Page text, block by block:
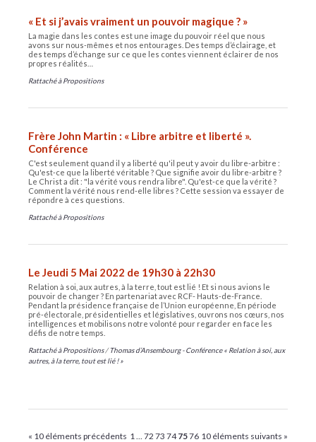
« Et si j’avais vraiment un pouvoir magique ? »
La magie dans les contes est une image du pouvoir réel que nous
avons sur nous-mêmes et nos entourages. Des temps d’éclairage, et
des temps d’échange sur ce que les contes viennent éclairer de nos
propres réalités…
Rattaché à Propositions
Frère John Martin : « Libre arbitre et liberté ».
Conférence
C'est seulement quand il y a liberté qu'il peut y avoir du libre-arbitre :
Qu'est-ce que la liberté véritable ? Que signifie avoir du libre-arbitre ?
Le Christ a dit : "la vérité vous rendra libre". Qu'est-ce que la vérité ?
Comment la vérité nous rend-elle libres ? Cette session va essayer de
répondre à ces questions.
Rattaché à Propositions
Le Jeudi 5 Mai 2022 de 19h30 à 22h30
Relation à soi, aux autres, à la terre, tout est lié ! Et si nous avions le
pouvoir de changer ? En partenariat avec RCF- Hauts-de-France.
Pendant la présidence française de l’Union européenne, En période
pré-électorale, présidentielles et législatives, ouvrons nos cœurs, nos
intelligences et mobilisons notre volonté pour regarder en face les
défis de notre temps.
Rattaché à Propositions /Thomas d’Ansembourg - Conférence « Relation à soi, aux
autres, à la terre, tout est lié ! »
« 10 éléments précédents 10 éléments suivants »
1... 72 73 74 7576